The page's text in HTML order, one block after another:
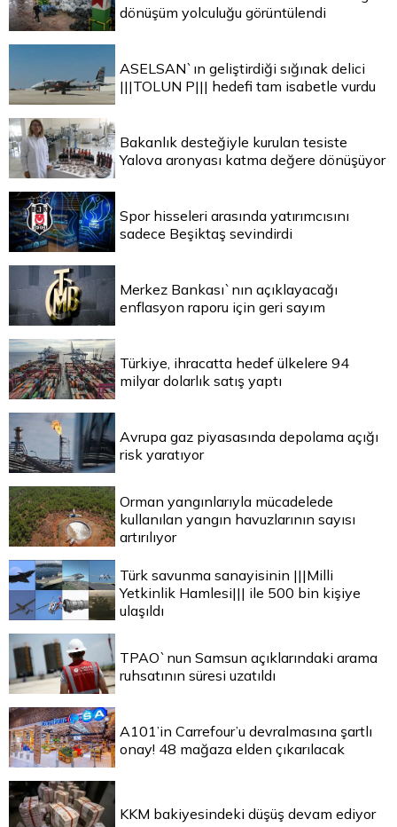
dönüşüm yolculuğu görüntülendi
ASELSAN`ın geliştirdiği sığınak delici
|||TOLUN P||| hedefi tam isabetle vurdu
Bakanlık desteğiyle kurulan tesiste
Yalova aronyası katma değere dönüşüyor
Spor hisseleri arasında yatırımcısını
sadece Beşiktaş sevindirdi
Merkez Bankası`nın açıklayacağı
enflasyon raporu için geri sayım
Türkiye, ihracatta hedef ülkelere 94
milyar dolarlık satış yaptı
Avrupa gaz piyasasında depolama açığı
risk yaratıyor
Orman yangınlarıyla mücadelede
kullanılan yangın havuzlarının sayısı
artırılıyor
Türk savunma sanayisinin |||Milli
Yetkinlik Hamlesi||| ile 500 bin kişiye
ulaşıldı
TPAO`nun Samsun açıklarındaki arama
ruhsatının süresi uzatıldı
A101’in Carrefour’u devralmasına şartlı
onay! 48 mağaza elden çıkarılacak
KKM bakiyesindeki düşüş devam ediyor